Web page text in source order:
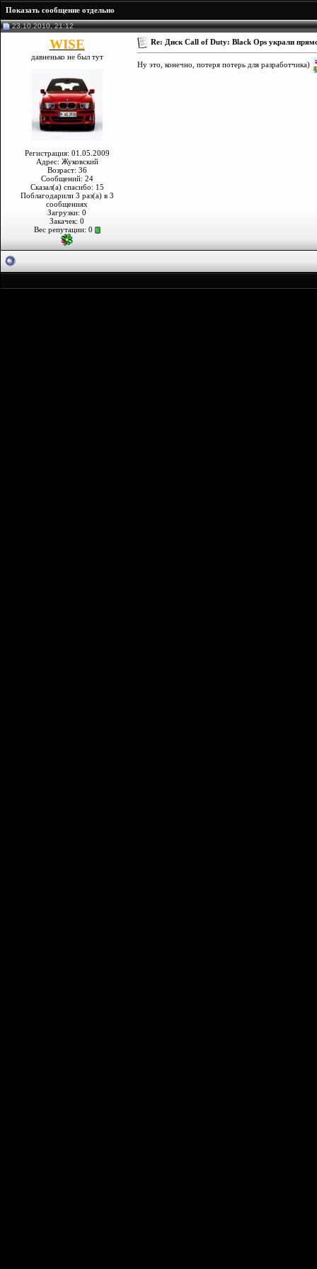
Показать сообщение отдельно
23.10.2010, 21:12
WISE
давненько не был тут
Регистрация: 01.05.2009
Адрес: Жуковский
Возраст: 36
Сообщений: 24
Сказал(а) спасибо: 15
Поблагодарили 3 раз(а) в 3
сообщениях
Загрузки: 0
Закачек: 0
Вес репутации: 0
Re: Диск Call of Duty: Black Ops украли
Ну это, конечно, потеря потерь для разработчика)